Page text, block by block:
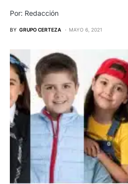
Por: Redacción
BY GRUPO CERTEZA MAYO 6, 2021